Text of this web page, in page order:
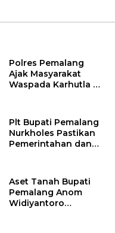
Polres Pemalang
Ajak Masyarakat
Waspada Karhutla di
Plt Bupati Pemalang
Nurkholes Pastikan
Pemerintahan dan
Aset Tanah Bupati
Pemalang Anom
Widiyantoro